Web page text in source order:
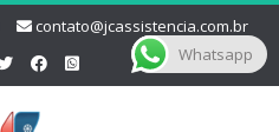
contato@jcassistencia.com.br
Whatsapp